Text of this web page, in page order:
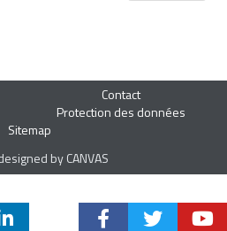
Contact
Protection des données
Sitemap
by CANVAS